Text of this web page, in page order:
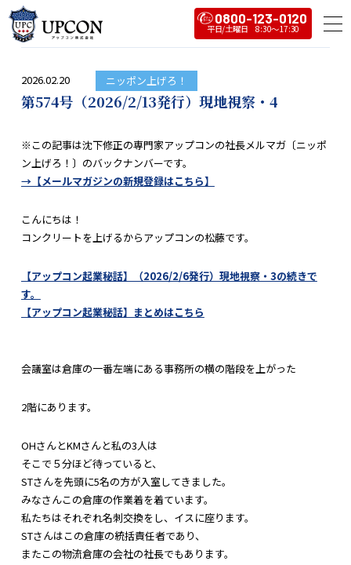
0800-123-0120
2026.02.20 ニッポン上げろ！
第574号（2026/2/13発行）現地視察・4
※この記事は沈下修正の専門家アップコンの社長メルマガ〔ニッポ
ン上げろ！〕のバックナンバーです。
→【メールマガジンの新規登録はこちら】
こんにちは！
コンクリートを上げるからアップコンの松藤です。
【アップコン起業秘話】（2026/2/6発行）現地視察・3の続きで
す。
【アップコン起業秘話】まとめはこちら
会議室は倉庫の一番左端にある事務所の横の階段を上がった
2階にあります。
OHさんとKMさんと私の3人は
そこで５分ほど待っていると、
STさんを先頭に5名の方が入室してきました。
みなさんこの倉庫の作業着を着ています。
私たちはそれぞれ名刺交換をし、イスに座ります。
STさんはこの倉庫の統括責任者であり、
またこの物流倉庫の会社の社長でもあります。